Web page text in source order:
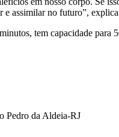
e assimilar no futuro”,
tem capacidade para
Pedro da Aldeia-RJ